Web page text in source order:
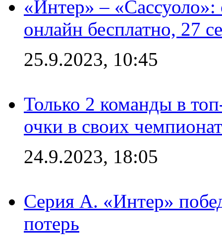
«Интер» –
онлайн бесплатно, 27
25.9.2023, 10:45
Только 2 команды в
очки в своих
24.9.2023, 18:05
Серия А. «Интер»
потерь